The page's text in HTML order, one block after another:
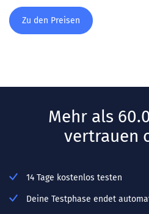
Zu den Preisen
Mehr als
vertrauen
14 Tage kostenlos testen
Deine Testphase endet